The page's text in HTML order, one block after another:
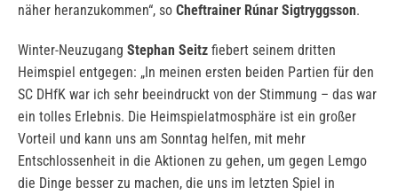
näher heranzukommen“, so Cheftrainer Rúnar Sigtryggsson.
Winter-Neuzugang Stephan Seitz fiebert seinem dritten
Heimspiel entgegen: „In meinen ersten beiden Partien für den
SC DHfK war ich sehr beeindruckt von der Stimmung – das war
ein tolles Erlebnis. Die Heimspielatmosphäre ist ein großer
Vorteil und kann uns am Sonntag helfen, mit mehr
Entschlossenheit in die Aktionen zu gehen, um gegen Lemgo
die Dinge besser zu machen, die uns im letzten Spiel in